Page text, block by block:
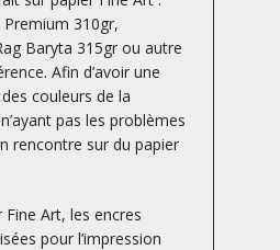
Premium 310gr,
Baryta 315gr ou autre
Afin d’avoir une
couleurs de la
pas les problèmes
rencontre sur du papier
Art, les encres
pour l’impression